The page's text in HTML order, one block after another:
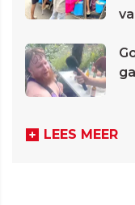
LEES MEER